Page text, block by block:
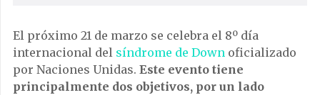
El próximo 21 de marzo se celebra el 8º día
internacional del síndrome de Down oficializado
por Naciones Unidas. Este evento tiene
principalmente dos objetivos, por un lado